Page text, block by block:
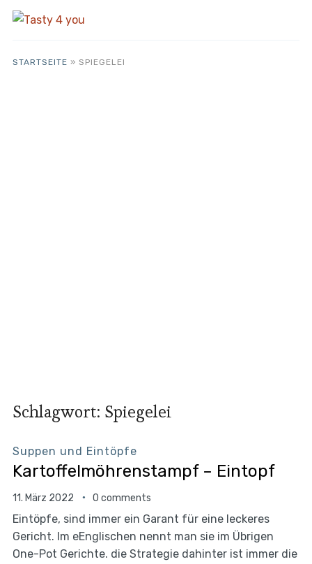
STARTSEITE » SPIEGELEI
Schlagwort: Spiegelei
Suppen und Eintöpfe
Kartoffelmöhrenstampf – Eintopf
11. März 2022 0 comments
Eintöpfe, sind immer ein Garant für eine leckeres
Gericht. Im eEnglischen nennt man sie im Übrigen
One-Pot Gerichte. die Strategie dahinter ist immer die